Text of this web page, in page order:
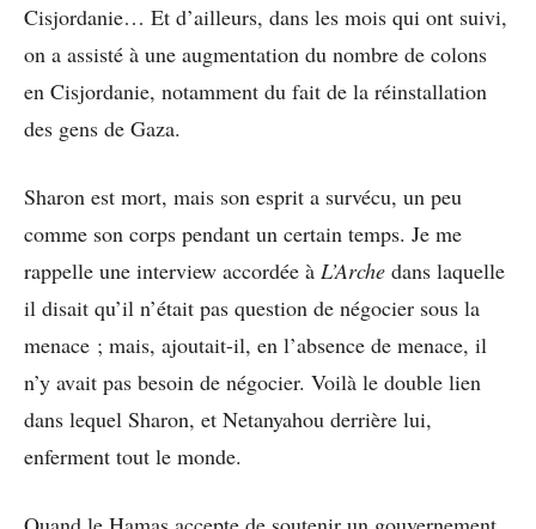
Cisjordanie… Et d’ailleurs, dans les mois qui ont suivi,
on a assisté à une augmentation du nombre de colons
en Cisjordanie, notamment du fait de la réinstallation
des gens de Gaza.
Sharon est mort, mais son esprit a survécu, un peu
comme son corps pendant un certain temps. Je me
rappelle une interview accordée à L’Arche dans laquelle
il disait qu’il n’était pas question de négocier sous la
menace ; mais, ajoutait-il, en l’absence de menace, il
n’y avait pas besoin de négocier. Voilà le double lien
dans lequel Sharon, et Netanyahou derrière lui,
enferment tout le monde.